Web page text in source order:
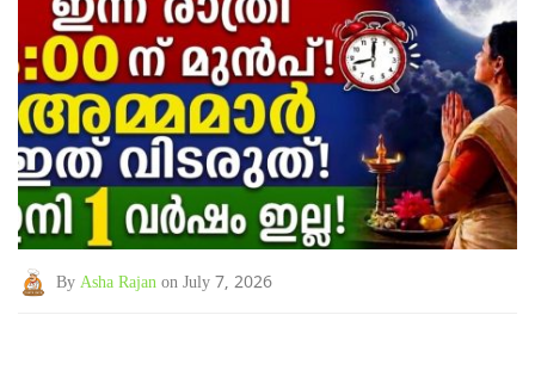
By Asha Rajan on July 7, 2026